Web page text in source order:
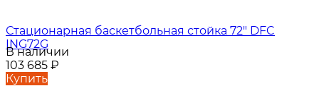
Стационарная баскетбольная стойка 72" DFC
ING72G
В наличии
103 685 ₽
Купить